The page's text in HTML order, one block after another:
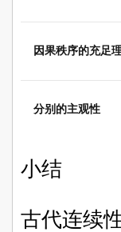
因果秩序的充足
分别的主观性
小结
古代连续